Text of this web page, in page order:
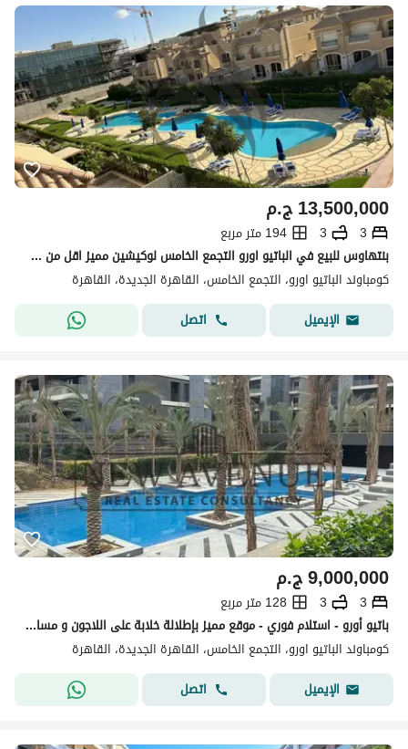
ج.م13,500,000
3
3
194 متر مربع
بنتهاوس للبيع في الباتيو اورو التجمع الخامس لوكيشين مميز اقل من سعر السوق استلام فوري elpatio oro
كومباوند الباتيو اورو، التجمع الخامس، القاهرة الجديدة، القاهرة
الإيميل
اتصل
ج.م9,000,000
3
3
128 متر مربع
باتيو أورو - استلام فوري - موقع مميز بإطلالة خلابة على اللاجون و مساحات خضراء - بنتهاوس مع سطح للبيع في باتيو أورو - القاهرة الجديدة
كومباوند الباتيو اورو، التجمع الخامس، القاهرة الجديدة، القاهرة
الإيميل
اتصل